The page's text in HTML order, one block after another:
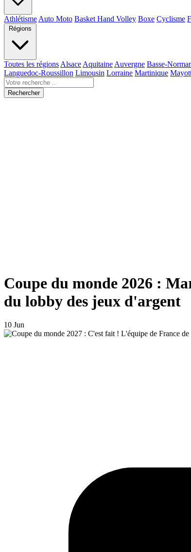
Athlétisme Auto Moto Basket Hand Volley Boxe Cyclisme
Régions
Toutes les régions Alsace Aquitaine Auvergne Basse-
Languedoc-Roussillon Limousin Lorraine Martinique
Rechercher
Coupe du monde 2026 :
du lobby des jeux d'argent
10 Jun